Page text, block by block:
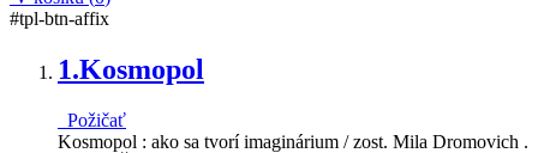
#tpl-btn-affix
1.Kosmopol
Požičať
Kosmopol : ako sa tvorí imaginárium / zost. Mila Dromovich .